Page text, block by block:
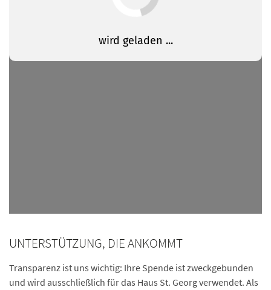
UNTERSTÜTZUNG, DIE ANKOMMT
Transparenz ist uns wichtig: Ihre Spende ist zweckgebunden
und wird ausschließlich für das Haus St. Georg verwendet. Als